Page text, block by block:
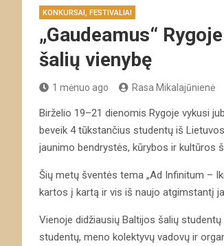
KONKURSAI, FESTIVALIAI
„Gaudeamus“
šalių vienybę
1 mėnuo ago Rasa Mikalajūnienė
Birželio 19–21 dienomis Rygoje vykusi
beveik 4 tūkstančius studentų iš
jaunimo bendrystės, kūrybos ir kultūros
Šių metų šventės tema „Ad Infinitum –
kartos į kartą ir vis iš naujo atgimstantį
Vienoje didžiausių Baltijos šalių
studentų, meno kolektyvų vadovų ir